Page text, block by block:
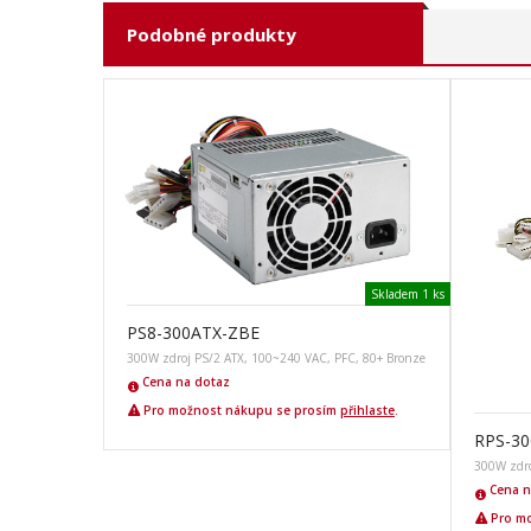
Podobné produkty
Skladem 1 ks
PS8-300ATX-ZBE
300W zdroj PS/2 ATX, 100~240 VAC, PFC, 80+ Bronze
Cena na dotaz
Pro možnost nákupu se prosím přihlaste
RPS-
300W
Cena
Pro